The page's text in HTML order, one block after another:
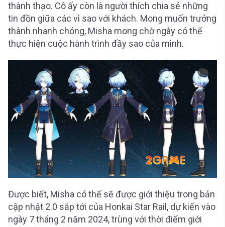
thành thạo. Cô ấy còn là người thích chia sẻ những
tin đồn giữa các vì sao với khách. Mong muốn trưởng
thành nhanh chóng, Misha mong chờ ngày có thể
thực hiện cuộc hành trình đầy sao của mình.
Được biết, Misha có thể sẽ được giới thiệu trong bản
cập nhật 2.0 sắp tới của Honkai Star Rail, dự kiến ​​vào
ngày 7 tháng 2 năm 2024, trùng với thời điểm giới